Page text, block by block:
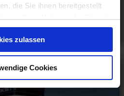
die Sie ihnen bereitgestellt
zulassen
Cookies
ab229 €